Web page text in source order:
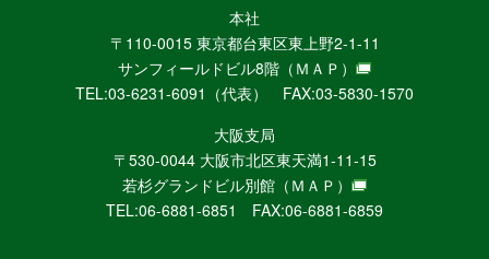
産
業
新
聞
社
ニ
ュ
ー
本社
〒110-0015 東京都台東区東上野2-1-11
サンフィールドビル8階 （ＭＡＰ）
TEL:03-6231-6091（代表） FAX:03-5830-1570
大阪支局
〒530-0044 大阪市北区東天満1-11-15
若杉グランドビル別館 （ＭＡＰ）
TEL:06-6881-6851 FAX:06-6881-6859